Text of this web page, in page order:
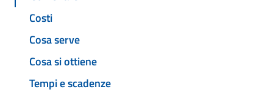
Costi
Cosa serve
Cosa si ottiene
Tempi e scadenze